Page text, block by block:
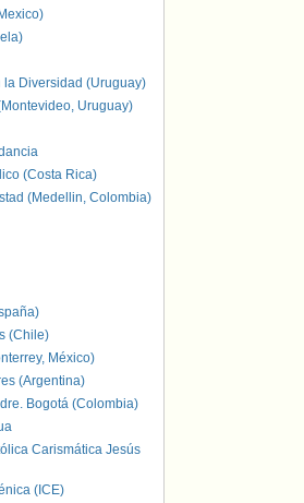
la Diversidad (Uruguay)
Uruguay)
(Costa Rica)
(Medellin, Colombia)
(Chile)
México)
(Argentina)
Bogotá (Colombia)
Carismática Jesús
(ICE)